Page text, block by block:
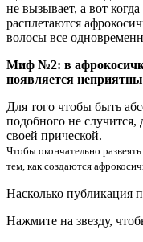
не вызывает, а вот
расплетаются
волосы все
Миф №2: в
появляется
Для того чтобы быть
подобного не случится,
своей прической.
Чтобы окончательно
тем, как создаются
Насколько публикация
Нажмите на звезду,